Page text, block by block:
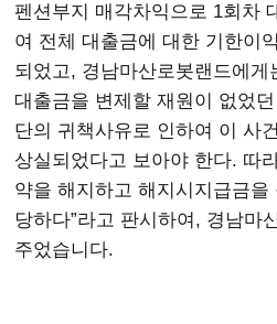
펜션부지 매각차익으로 1회차
여 전체 대출금에 대한 기한이
되었고, 경남마산로봇랜드에게
대출금을 변제할 재원이 없었
단의 귀책사유로 인하여 이 사
상실되었다고 보아야 한다. 따
약을 해지하고 해지시지급금
당하다”라고 판시하여, 경남마
주었습니다.